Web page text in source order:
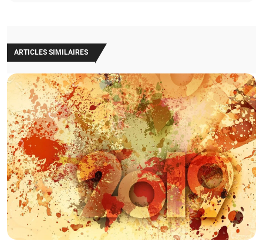
ARTICLES SIMILAIRES